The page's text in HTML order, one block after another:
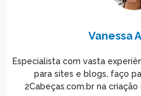
Vanessa
Especialista com vasta
para sites e blogs, faço
2Cabeças.com.br na